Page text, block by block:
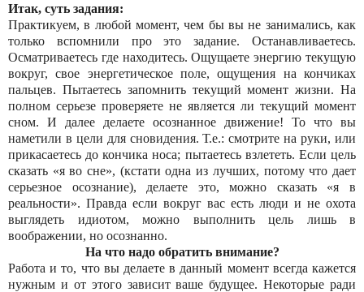
Итак, суть задания:
Практикуем, в любой момент, чем бы вы не занимались, как
только вспомнили про это задание. Останавливаетесь.
Осматриваетесь где находитесь. Ощущаете энергию текущую
вокруг, свое энергетическое поле, ощущения на кончиках
пальцев. Пытаетесь запомнить текущий момент жизни. На
полном серьезе проверяете не является ли текущий момент
сном. И далее делаете осознанное движение! То что вы
наметили в цели для сновидения. Т.е.: смотрите на руки, или
прикасаетесь до кончика носа; пытаетесь взлететь. Если цель
сказать «я во сне», (кстати одна из лучших, потому что дает
серьезное осознание), делаете это, можно сказать «я в
реальности». Правда если вокруг вас есть люди и не охота
выглядеть идиотом, можно выполнить цель лишь в
воображении, но осознанно.
На что надо обратить внимание?
Работа и то, что вы делаете в данный момент всегда кажется
нужным и от этого зависит ваше будущее. Некоторые ради